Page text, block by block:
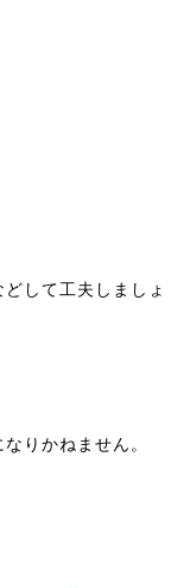
して工夫しましょ
りかねません。